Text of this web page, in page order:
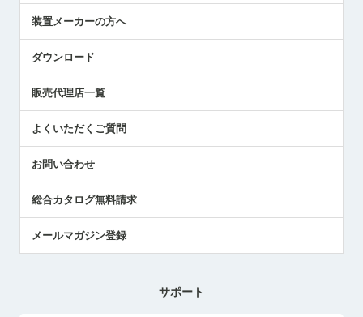
採用情報
国/地域/言語
エアマイクロセンサ製品
メトロールの技術
社員ブログ
中小企業のBCP地震対策
センサのテクニカルガイド
社長ブログ
装置メーカーの方へ
ダウンロード
販売代理店一覧
よくいただくご質問
お問い合わせ
総合カタログ無料請求
メールマガジン登録
サポート